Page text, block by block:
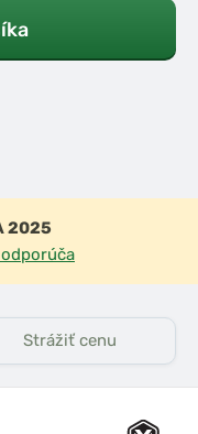
2025
Strážiť cenu